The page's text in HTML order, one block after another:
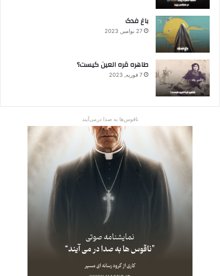
باغ فدک
27 نوامبر, 2023
طاهره قره العین کیست؟
7 فوریه, 2023
ناقوس‌ها به صدا در‌می‌آیند